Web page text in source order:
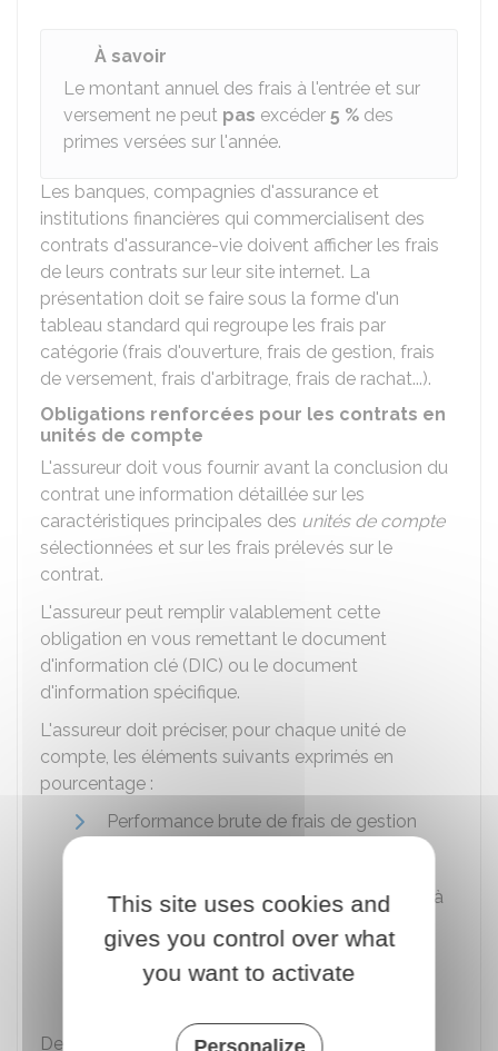
À savoir
Le montant annuel des frais à l'entrée et sur
versement ne peut pas excéder 5 % des
primes versées sur l'année.
Les banques, compagnies d'assurance et
institutions financières qui commercialisent des
contrats d'assurance-vie doivent afficher les frais
de leurs contrats sur leur site internet. La
présentation doit se faire sous la forme d'un
tableau standard qui regroupe les frais par
catégorie (frais d'ouverture, frais de gestion, frais
de versement, frais d'arbitrage, frais de rachat...).
Obligations renforcées pour les contrats en
unités de compte
L'assureur doit vous fournir avant la conclusion du
contrat une information détaillée sur les
caractéristiques principales des unités de compte
sélectionnées et sur les frais prélevés sur le
contrat.
L'assureur peut remplir valablement cette
obligation en vous remettant le document
d'information clé (DIC) ou le document
d'information spécifique.
L'assureur doit préciser, pour chaque unité de
compte, les éléments suivants exprimés en
pourcentage :
Performance brute de frais de gestion
Montant des frais de gestion et période à
Performance finale de l'investissement
nette de frais.
Depuis le 1 janvier 2025, les informations de
This site uses cookies and
gives you control over what
you want to activate
Personalize